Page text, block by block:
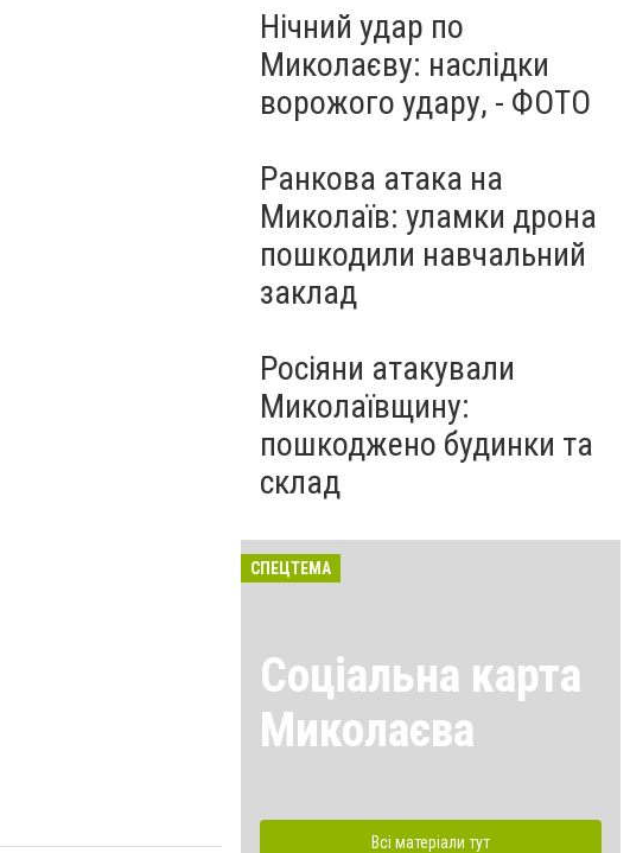
Нічний удар по
Миколаєву: наслідки
ворожого удару, - ФОТО
Ранкова атака на
Миколаїв: уламки дрона
пошкодили навчальний
заклад
Росіяни атакували
Миколаївщину:
пошкоджено будинки та
склад
СПЕЦТЕМА
Соціальна карта
Миколаєва
Всі матеріали тут